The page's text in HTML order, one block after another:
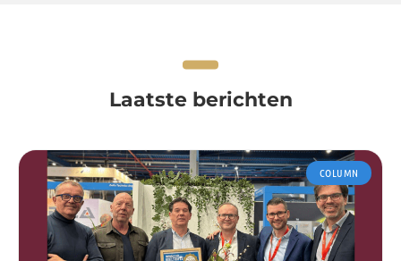
Laatste berichten
COLUMN